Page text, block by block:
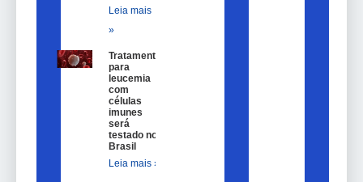
Leia mais
»
Tratamento
para
leucemia
com
células
imunes
será
testado no
Brasil
Leia mais »